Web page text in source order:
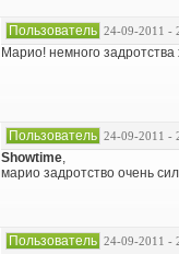
Пользователь 24-09-2011 -
Марио! немного задротства
Пользователь 24-09-2011 -
Showtime,
марио задротство очень
Пользователь 24-09-2011 -